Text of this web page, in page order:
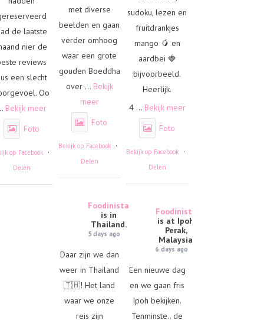
de laatste
nier de
reviews
een slecht
Oo
Bekijk meer
Foto
op Facebook ·
Delen
met diverse
beelden en gaan
verder omhoog
waar een grote
gouden Boeddha
over ... Bekijk
meer
Foto
Bekijk op Facebook ·
Delen
sudoku, lezen en
fruitdrankjes
mango 🥭 en
aardbei 🍓
bijvoorbeeld.
Heerlijk.
4 ... Bekijk meer
Foto
Bekijk op Facebook ·
Delen
Foodinista
is in
Thailand.
5 days ago
Daar zijn we dan
weer in Thailand
🇹🇭! Het land
waar we onze
reis zijn
Foodinista
is at Ipoh,
Perak,
Malaysia.
6 days ago
Een nieuwe dag
en we gaan fris
Ipoh bekijken.
Tenminste.. de